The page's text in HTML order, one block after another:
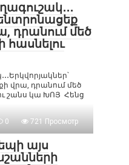
դրանում մեծ
հասնելու
վրա, դրանում մեծ
շանս կա ԽՈՅ Հենց
0 721 Просмотр
այս